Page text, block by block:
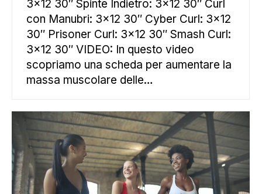
3×12 30″ Spinte Indietro: 3×12 30″ Curl
con Manubri: 3×12 30″ Cyber Curl: 3×12
30″ Prisoner Curl: 3×12 30″ Smash Curl:
3×12 30″ VIDEO: In questo video
scopriamo una scheda per aumentare la
massa muscolare delle…